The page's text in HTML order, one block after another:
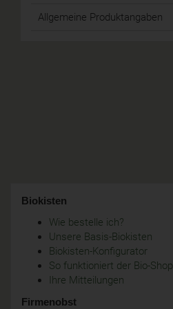
Allgemeine Produktangaben
Biokisten
Wie bestelle ich?
Unsere Basis-Biokisten
Biokisten-Konfigurator
So funktioniert der Bio-Shop
Ihre Mitteilungen
Firmenobst